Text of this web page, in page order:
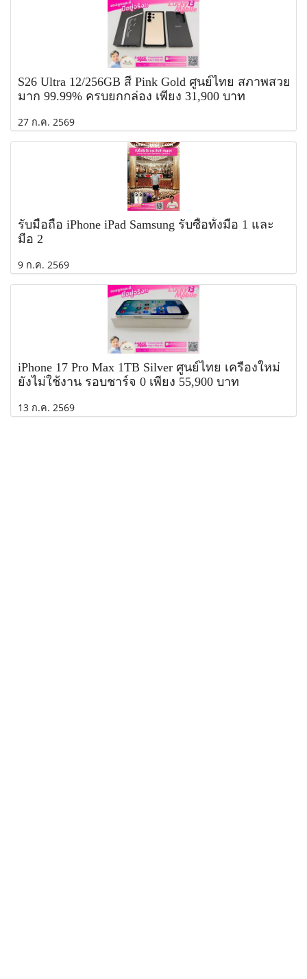
S26 Ultra 12/256GB สี Pink Gold ศูนย์ไทย สภาพสวย
มาก 99.99% ครบยกกล่อง เพียง 31,900 บาท
27 ก.ค. 2569
รับมือถือ iPhone iPad Samsung รับซื้อทั้งมือ 1 และ
มือ 2
9 ก.ค. 2569
iPhone 17 Pro Max 1TB Silver ศูนย์ไทย เครื่องใหม่
ยังไม่ใช้งาน รอบชาร์จ 0 เพียง 55,900 บาท
13 ก.ค. 2569